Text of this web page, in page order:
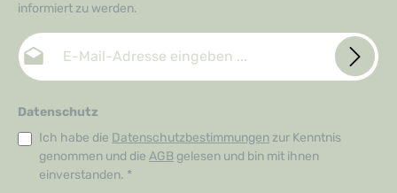
informiert zu werden.
E-Mail-Adresse*
Datenschutz
Ich habe die Datenschutzbestimmungen zur Kenntnis
genommen und die AGB gelesen und bin mit ihnen
einverstanden. *